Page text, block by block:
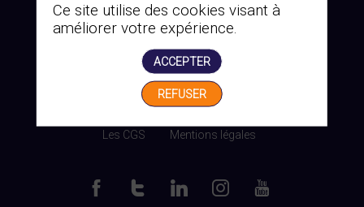
Gérer mes cookies
Les CGS Mentions légales
Ce site utilise des cookies visant à
améliorer votre expérience.
ACCEPTER
REFUSER